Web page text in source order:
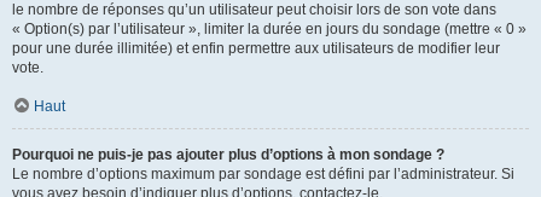
le nombre de réponses qu’un utilisateur peut choisir lors de son vote dans
« Option(s) par l’utilisateur », limiter la durée en jours du sondage (mettre « 0 »
pour une durée illimitée) et enfin permettre aux utilisateurs de modifier leur
vote.
Haut
Pourquoi ne puis-je pas ajouter plus d’options à mon sondage ?
Le nombre d’options maximum par sondage est défini par l’administrateur. Si
vous avez besoin d’indiquer plus d’options, contactez-le.